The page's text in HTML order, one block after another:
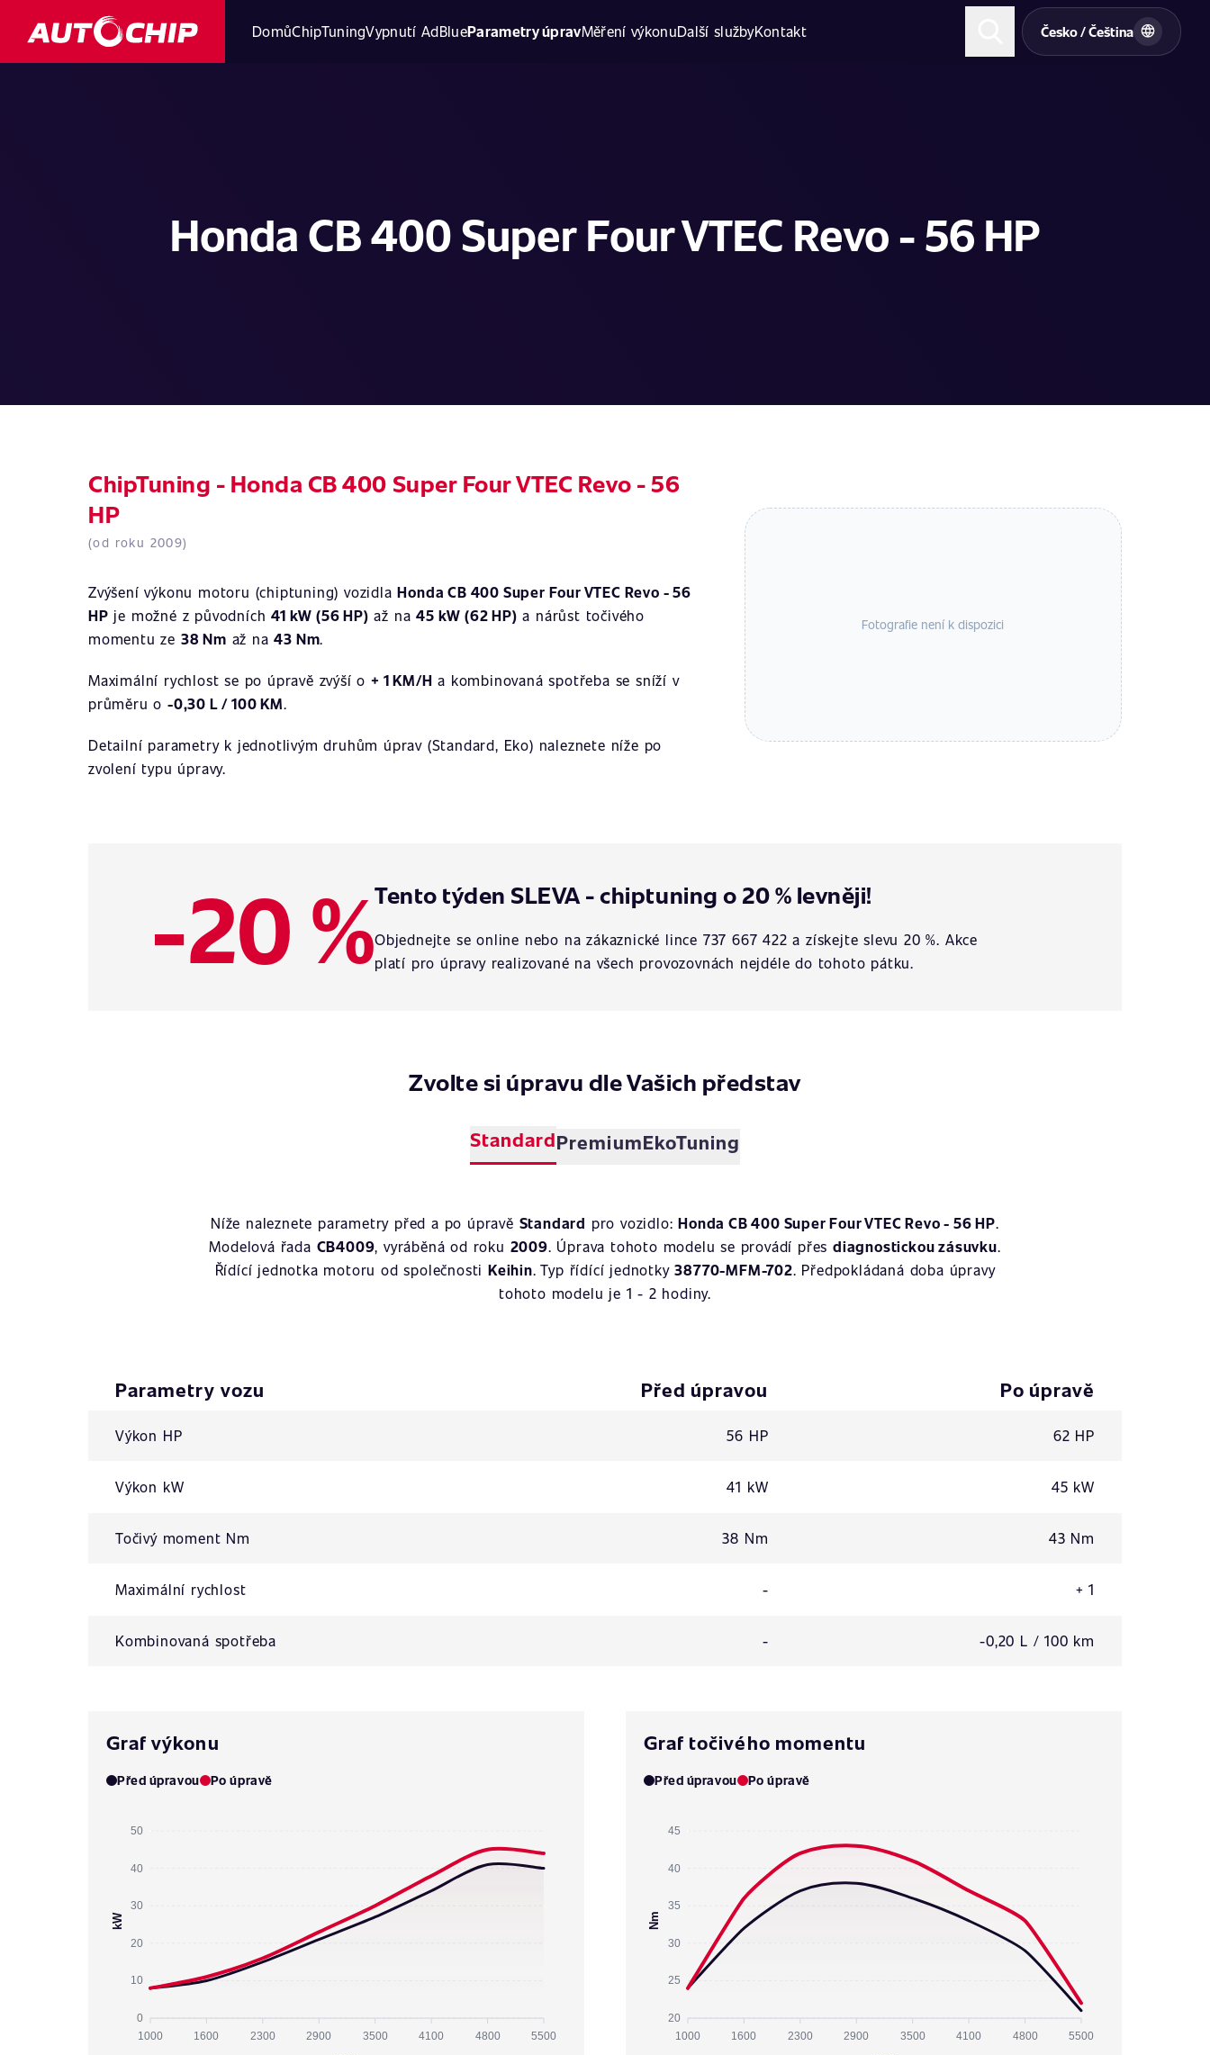
DomůChipTuningVypnutí AdBlueParametry úpravMěření výkonuDalší službyKontakt Česko / Čeština
Honda CB 400 Super Four VTEC Revo - 56 HP
ChipTuning - Honda CB 400 Super Four VTEC Revo - 56
HP
(od roku 2009)
Zvýšení výkonu motoru (chiptuning) vozidlaHonda CB 400 Super Four VTEC Revo - 56
HP je možné z původních41 kW (56 HP) až na45 kW (62 HP) a nárůst točivého
momentu ze 38 Nm až na43 Nm.
Maximální rychlost se po úpravě zvýší o + 1 KM/H a kombinovaná spotřeba se sníží v
průměru o-0,30 L / 100 KM.
Detailní parametry k jednotlivým druhům úprav (Standard, Eko) naleznete níže po
zvolení typu úpravy.
Fotografie není k dispozici
-20 %Tento týden SLEVA - chiptuning o 20 % levněji!
Objednejte se online nebo na zákaznické lince 737 667 422 a získejte slevu 20 %. Akce
platí pro úpravy realizované na všech provozovnách nejdéle do tohoto pátku.
Zvolte si úpravu dle Vašich představ
StandardPremiumEkoTuning
Níže naleznete parametry před a po úpravě Standard pro vozidlo:Honda CB 400 Super Four VTEC Revo - 56 HP.
Modelová řada CB4009, vyráběná od roku 2009. Úprava tohoto modelu se provádí přes diagnostickou zásuvku.
Řídící jednotka motoru od společnosti Keihin. Typ řídící jednotky38770-MFM-702. Předpokládaná doba úpravy
tohoto modelu je 1 - 2 hodiny.
Parametry vozu Před úpravou Po úpravě
Výkon HP 56 HP 62 HP
Výkon kW 41 kW 45 kW
Točivý moment Nm 38 Nm 43 Nm
Maximální rychlost - + 1
Kombinovaná spotřeba - -0,20 L / 100 km
Graf výkonu
Před úpravou Po úpravě
50
40
30
20
10
0
kW
1000 1600 2300 2900 3500 4100 4800 5500
Graf točivého momentu
Před úpravou Po úpravě
45
40
35
30
25
20
Nm
1000 1600 2300 2900 3500 4100 4800 5500